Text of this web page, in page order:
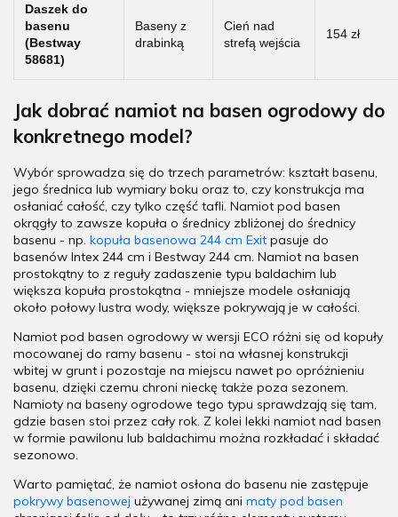
Daszek do
basenu
(Bestway
58681)
Baseny z
drabinką
Cień nad
strefą wejścia
154 zł
Jak dobrać namiot na basen ogrodowy do
konkretnego model?
Wybór sprowadza się do trzech parametrów: kształt basenu,
jego średnica lub wymiary boku oraz to, czy konstrukcja ma
osłaniać całość, czy tylko część tafli. Namiot pod basen
okrągły to zawsze kopuła o średnicy zbliżonej do średnicy
basenu - np. kopuła basenowa 244 cm Exit pasuje do
basenów Intex 244 cm i Bestway 244 cm. Namiot na basen
prostokątny to z reguły zadaszenie typu baldachim lub
większa kopuła prostokątna - mniejsze modele osłaniają
około połowy lustra wody, większe pokrywają je w całości.
Namiot pod basen ogrodowy w wersji ECO różni się od kopuły
mocowanej do ramy basenu - stoi na własnej konstrukcji
wbitej w grunt i pozostaje na miejscu nawet po opróżnieniu
basenu, dzięki czemu chroni nieckę także poza sezonem.
Namioty na baseny ogrodowe tego typu sprawdzają się tam,
gdzie basen stoi przez cały rok. Z kolei lekki namiot nad basen
w formie pawilonu lub baldachimu można rozkładać i składać
sezonowo.
Warto pamiętać, że namiot osłona do basenu nie zastępuje
pokrywy basenowej używanej zimą ani maty pod basen